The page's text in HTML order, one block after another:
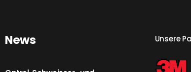
News Unsere